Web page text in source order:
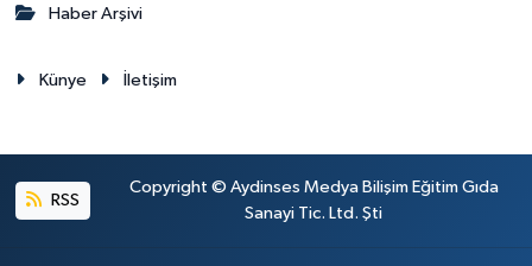
Haber Arşivi
Künye İletişim
RSS
Copyright © Aydinses Medya Bilişim Eğitim Gıda
Sanayi Tic. Ltd. Şti